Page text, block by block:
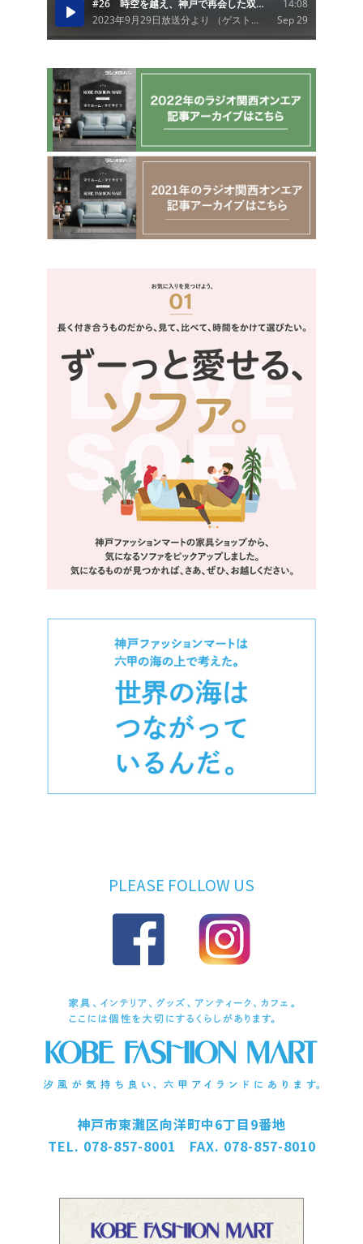
PLEASE FOLLOW US
神戸市東灘区向洋町中6丁目9番地
TEL. 078-857-8001 FAX. 078-857-8010